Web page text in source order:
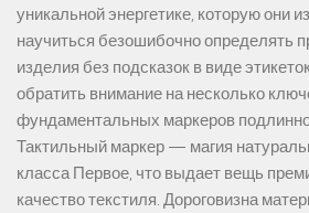
уникальной энергетике, которую они
научиться безошибочно определять
изделия без подсказок в виде
обратить внимание на несколько
фундаментальных маркеров
Тактильный маркер — магия
класса Первое, что выдает вещь
качество текстиля. Дороговизна